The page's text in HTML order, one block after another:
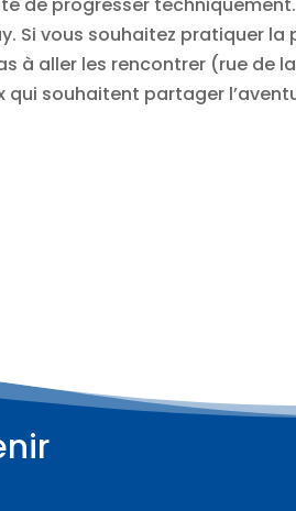
de progresser
Si vous souhaitez pratiquer
à aller les rencontrer (rue de
souhaitent partager